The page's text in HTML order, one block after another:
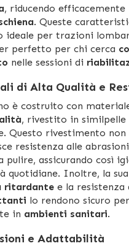
, riducendo efficacemente
. Queste
ideale per trazioni
perfetto per chi cerca
nelle sessioni di
di Alta Qualità e
è costruito con
, rivestito in similpelle
Questo rivestimento non
resistenza alle
pulire, assicurando così
quotidiane. Inoltre, la
ritardante e la resistenza
lo rendono sicuro
in ambienti sanitari.
e Adattabilità